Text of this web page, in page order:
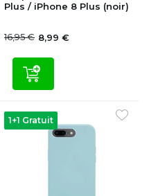
Plus / iPhone 8 Plus (noir)
16,95 € 8,99 €
1+1 Gratuit